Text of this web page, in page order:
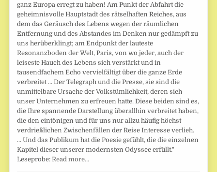
ganz Europa erregt zu haben! Am Punkt der Abfahrt die
geheimnisvolle Hauptstadt des rätselhaften Reiches, aus
dem das Geräusch des Lebens wegen der räumlichen
Entfernung und des Abstandes im Denken nur gedämpft zu
uns herüberklingt; am Endpunkt der lauteste
Resonanzboden der Welt, Paris, von wo jeder, auch der
leiseste Hauch des Lebens sich verstärkt und in
tausendfachem Echo vervielfältigt über die ganze Erde
verbreitet ... Der Telegraph und die Presse, sie sind die
unmittelbare Ursache der Volkstümlichkeit, deren sich
unser Unternehmen zu erfreuen hatte. Diese beiden sind es,
die Ihre spannende Darstellung überallhin verbreitet haben,
die den eintönigen und für uns nur allzu häufig höchst
verdrießlichen Zwischenfällen der Reise Interesse verlieh.
... Und das Publikum hat die Poesie gefühlt, die die einzelnen
Kapitel dieser unserer modernsten Odyssee erfüllt."
Leseprobe: Read more…